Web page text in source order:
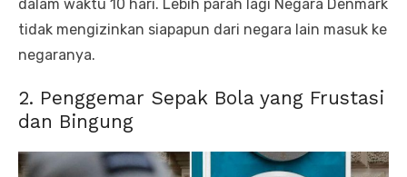
dalam waktu 10 hari. Lebih parah lagi Negara Denmark
tidak mengizinkan siapapun dari negara lain masuk ke
negaranya.
2. Penggemar Sepak Bola yang Frustasi
dan Bingung